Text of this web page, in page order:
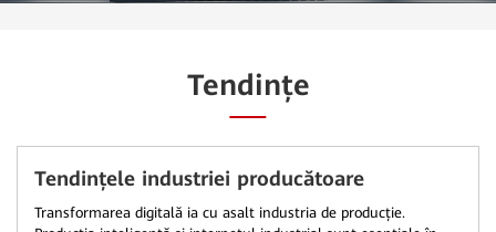
Tendințe
Tendințele industriei producătoare
Transformarea digitală ia cu asalt industria de producție.